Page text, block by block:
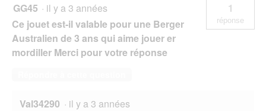
GG45 · il y a 3 années
Ce jouet est-il valable pour une Berger
Australien de 3 ans qui aime jouer er
mordiller Merci pour votre réponse
1
réponse
Val34290 · il y a 3 années